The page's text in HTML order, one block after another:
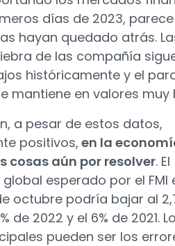
días de 2023,
hayan quedado atrás.
de las compañía
históricamente y el
mantiene en valores muy
a pesar de estos datos,
positivos,en la
cosas aún por resolver. El
esperado por el FMI
octubre podría bajar al
de 2022 y el 6% de 2021.
pueden ser los